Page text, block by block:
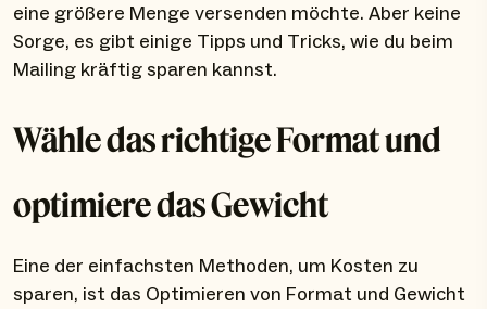
eine größere Menge versenden möchte. Aber keine
Sorge, es gibt einige Tipps und Tricks, wie du beim
Mailing kräftig sparen kannst.
Wähle das richtige Format und
optimiere das Gewicht
Eine der einfachsten Methoden, um Kosten zu
sparen, ist das Optimieren von Format und Gewicht